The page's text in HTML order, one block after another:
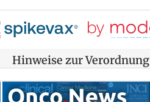
Hinweise zur Verordnung